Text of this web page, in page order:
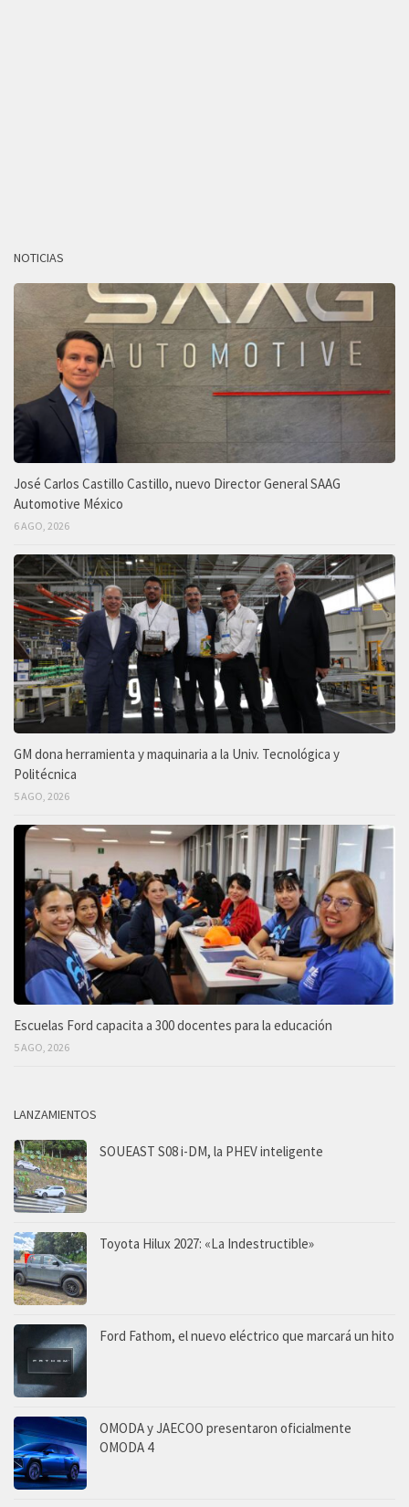
NOTICIAS
José Carlos Castillo Castillo, nuevo Director General SAAG
Automotive México
6 AGO, 2026
GM dona herramienta y maquinaria a la Univ. Tecnológica y
Politécnica
5 AGO, 2026
Escuelas Ford capacita a 300 docentes para la educación
5 AGO, 2026
LANZAMIENTOS
SOUEAST S08 i-DM, la PHEV inteligente
Toyota Hilux 2027: «La Indestructible»
Ford Fathom, el nuevo eléctrico que marcará un hito
OMODA y JAECOO presentaron oficialmente
OMODA 4